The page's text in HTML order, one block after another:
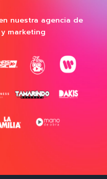
nuestra agencia de
marketing